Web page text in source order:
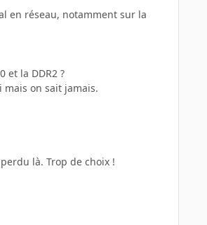
en réseau, notamment sur la
et la DDR2 ?
mais on sait jamais.
là. Trop de choix !